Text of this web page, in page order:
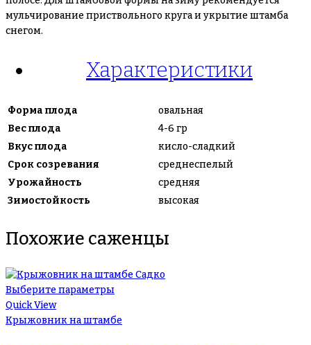
мульчирование приствольного круга и укрытие штамба
снегом.
Характеристики
Форма плода
овальная
Вес плода
4-6 гр
Вкус плода
кисло-сладкий
Срок созревания
среднеспелый
Урожайность
средняя
Зимостойкость
высокая
Похожие саженцы
Выберите параметры
Quick View
Крыжовник на штамбе